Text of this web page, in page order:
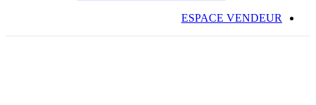
ESPACE VENDEUR